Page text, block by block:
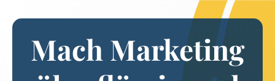
Mach Marketing